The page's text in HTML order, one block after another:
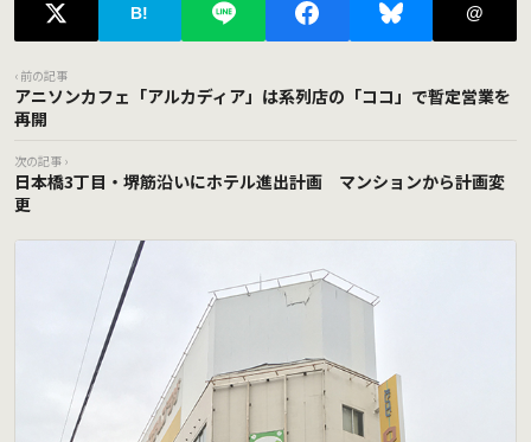
B! @
‹ 前の記事
アニソンカフェ「アルカディア」は系列店の「ココ」で暫定営業を
再開
次の記事 ›
日本橋3丁目・堺筋沿いにホテル進出計画 マンションから計画変
更